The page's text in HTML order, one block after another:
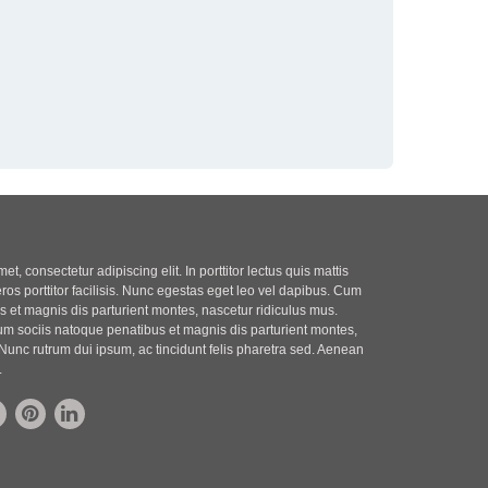
consectetur adipiscing elit. In porttitor lectus quis mattis
porttitor facilisis. Nunc egestas eget leo vel dapibus. Cum
et magnis dis parturient montes, nascetur ridiculus mus.
sociis natoque penatibus et magnis dis parturient montes,
rutrum dui ipsum, ac tincidunt felis pharetra sed. Aenean